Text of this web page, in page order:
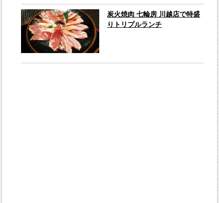
炭火焼肉 七輪房 川越店で特盛
りトリプルランチ